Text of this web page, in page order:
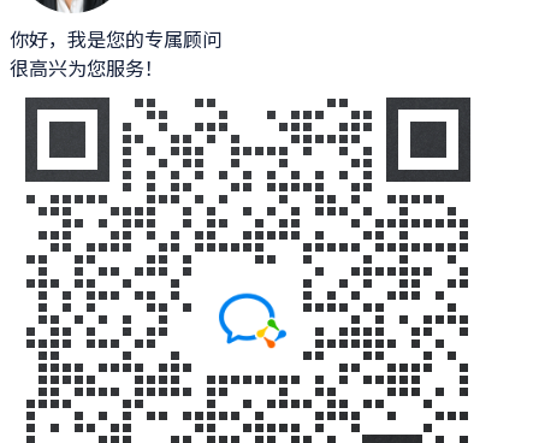
你好，我是您的专属顾问
很高兴为您服务！